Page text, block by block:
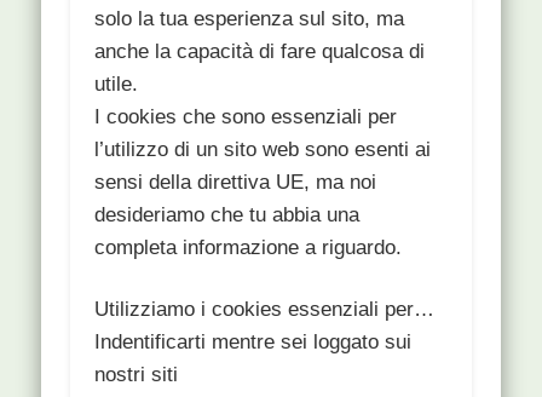
solo la tua esperienza sul sito, ma
anche la capacità di fare qualcosa di
utile.
I cookies che sono essenziali per
l’utilizzo di un sito web sono esenti ai
sensi della direttiva UE, ma noi
desideriamo che tu abbia una
completa informazione a riguardo.
Utilizziamo i cookies essenziali per…
Indentificarti mentre sei loggato sui
nostri siti